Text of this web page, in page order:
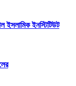
ইসলামিক ইনস্টিটিউট